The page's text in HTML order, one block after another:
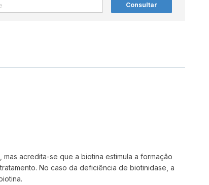
Consultar
acredita-se que a biotina estimula a formação
No caso da deficiência de biotinidase, a